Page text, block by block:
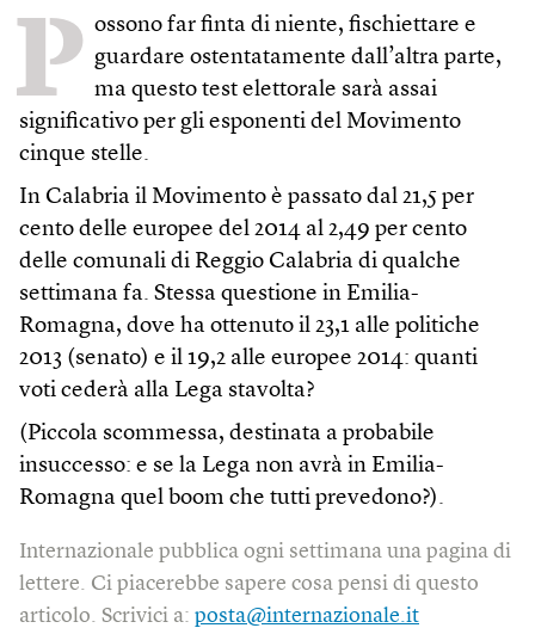
P ossono far finta di niente, fischiettare e
guardare ostentatamente dall’altra parte,
ma questo test elettorale sarà assai
significativo per gli esponenti del Movimento
cinque stelle.
In Calabria il Movimento è passato dal 21,5 per
cento delle europee del 2014 al 2,49 per cento
delle comunali di Reggio Calabria di qualche
settimana fa. Stessa questione in Emilia-
Romagna, dove ha ottenuto il 23,1 alle politiche
2013 (senato) e il 19,2 alle europee 2014: quanti
voti cederà alla Lega stavolta?
(Piccola scommessa, destinata a probabile
insuccesso: e se la Lega non avrà in Emilia-
Romagna quel boom che tutti prevedono?).
Internazionale pubblica ogni settimana una pagina di
lettere. Ci piacerebbe sapere cosa pensi di questo
articolo. Scrivici a: posta@internazionale.it